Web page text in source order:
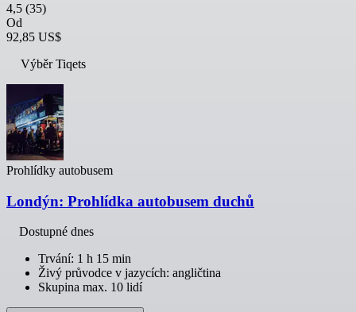
4,5 (35)
Od
92,85 US$
Výběr Tiqets
Prohlídky autobusem
Londýn: Prohlídka autobusem duchů
Dostupné dnes
Trvání: 1 h 15 min
Živý průvodce v jazycích: angličtina
Skupina max. 10 lidí